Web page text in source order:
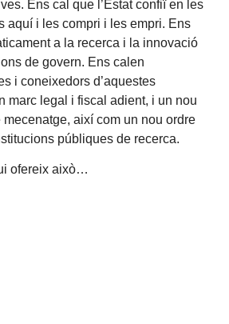
Ens cal que l’Estat confiï en les
aquí i les compri i les empri. Ens
a la recerca i la innovació
de govern. Ens calen
i coneixedors d’aquestes
marc legal i fiscal adient, i un nou
així com un nou ordre
públiques de recerca.
ofereix això…